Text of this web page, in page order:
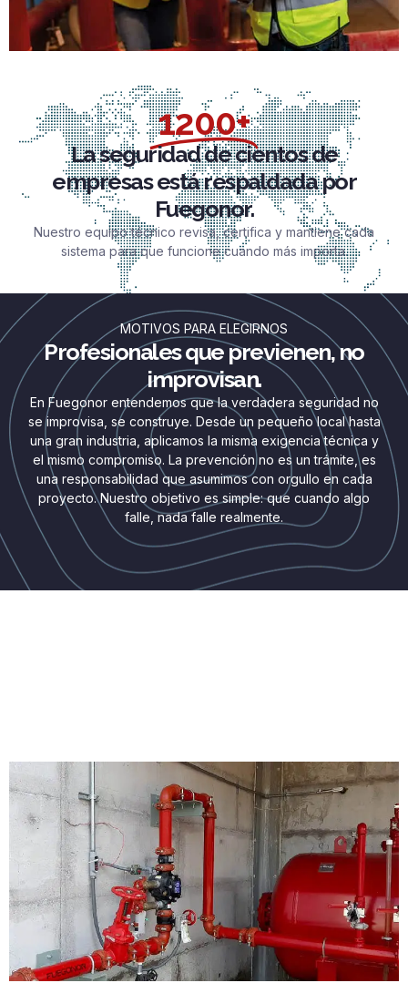
1200+
La seguridad de cientos de
empresas está respaldada por
Fuegonor.
Nuestro equipo técnico revisa, certifica y mantiene cada
sistema para que funcione cuando más importa.
MOTIVOS PARA ELEGIRNOS
Profesionales que previenen, no
improvisan.
En Fuegonor entendemos que la verdadera seguridad no
se improvisa, se construye. Desde un pequeño local hasta
una gran industria, aplicamos la misma exigencia técnica y
el mismo compromiso. La prevención no es un trámite, es
una responsabilidad que asumimos con orgullo en cada
proyecto. Nuestro objetivo es simple: que cuando algo
falle, nada falle realmente.